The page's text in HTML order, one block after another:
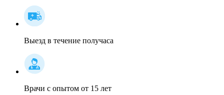
Выезд в течение получаса
Врачи с опытом от 15 лет